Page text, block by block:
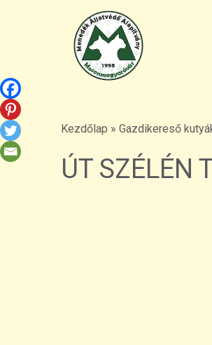
content
Kezdőlap » Gazdikereső
ÚT SZÉLÉN